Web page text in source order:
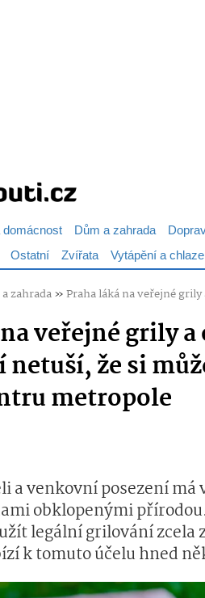
Dům a zahrada
Ostatní Zvířata Vytápění a
zahrada»Praha láká na veřejné
veřejné grily
že si
metropole
a venkovní posezení má
obklopenými
legální grilování zcela
k tomuto účelu hned